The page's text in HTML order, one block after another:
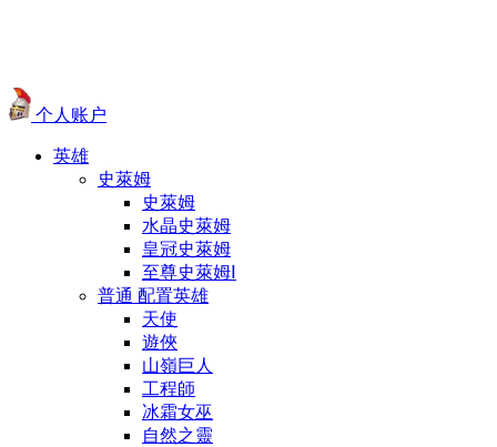
个人账户
英雄
史萊姆
史萊姆
水晶史萊姆
皇冠史萊姆
至尊史萊姆Ⅰ
普通 配置英雄
天使
遊俠
山嶺巨人
工程師
冰霜女巫
自然之靈